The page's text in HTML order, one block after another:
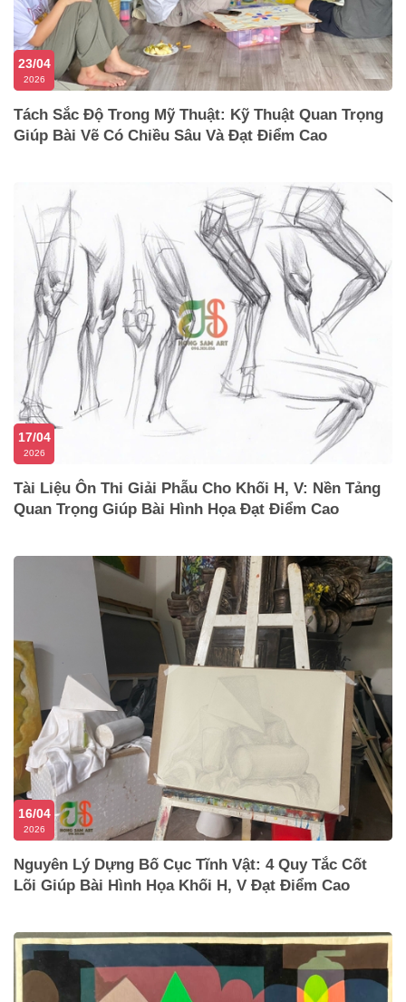
23/04
2026
Tách Sắc Độ Trong Mỹ Thuật: Kỹ Thuật Quan Trọng
Giúp Bài Vẽ Có Chiều Sâu Và Đạt Điểm Cao
17/04
2026
Tài Liệu Ôn Thi Giải Phẫu Cho Khối H, V: Nền Tảng
Quan Trọng Giúp Bài Hình Họa Đạt Điểm Cao
16/04
2026
Nguyên Lý Dựng Bố Cục Tĩnh Vật: 4 Quy Tắc Cốt
Lõi Giúp Bài Hình Họa Khối H, V Đạt Điểm Cao